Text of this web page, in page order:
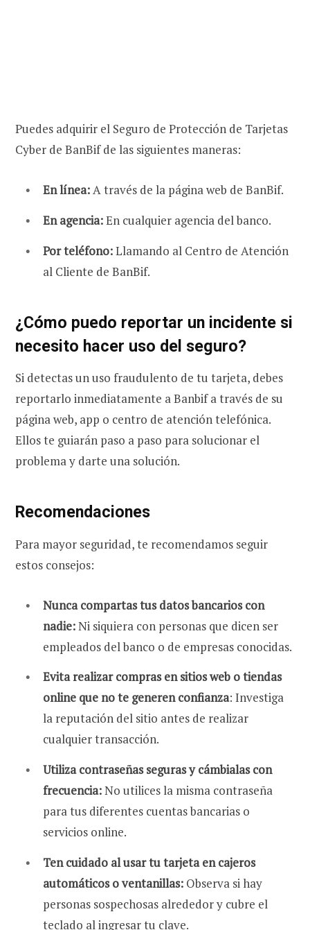
Puedes adquirir el Seguro de Protección de Tarjetas
Cyber de BanBif de las siguientes maneras:
En línea:A través de la página web de BanBif.
En agencia:En cualquier agencia del banco.
Por teléfono:Llamando al Centro de Atención
al Cliente de BanBif.
¿Cómo puedo reportar un incidente si
necesito hacer uso del seguro?
Si detectas un uso fraudulento de tu tarjeta, debes
reportarlo inmediatamente a Banbif a través de su
página web, app o centro de atención telefónica.
Ellos te guiarán paso a paso para solucionar el
problema y darte una solución.
Recomendaciones
Para mayor seguridad, te recomendamos seguir
estos consejos:
Nunca compartas tus datos bancarios con
nadie:Ni siquiera con personas que dicen ser
empleados del banco o de empresas conocidas.
Evita realizar compras en sitios web o tiendas
online que no te generen confianza: Investiga
la reputación del sitio antes de realizar
cualquier transacción.
Utiliza contraseñas seguras y cámbialas con
frecuencia:No utilices la misma contraseña
para tus diferentes cuentas bancarias o
servicios online.
Ten cuidado al usar tu tarjeta en cajeros
automáticos o ventanillas: Observa si hay
personas sospechosas alrededor y cubre el
teclado al ingresar tu clave.